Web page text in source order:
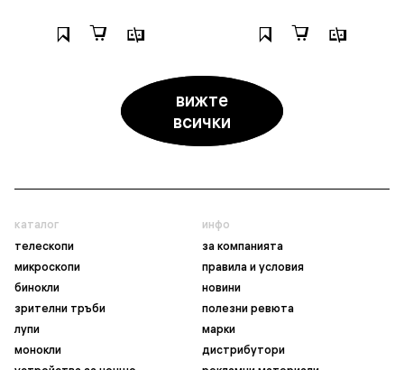
вижте
всички
каталог
телескопи
микроскопи
бинокли
зрителни тръби
лупи
монокли
инфо
за компанията
правила и условия
новини
полезни ревюта
марки
дистрибутори